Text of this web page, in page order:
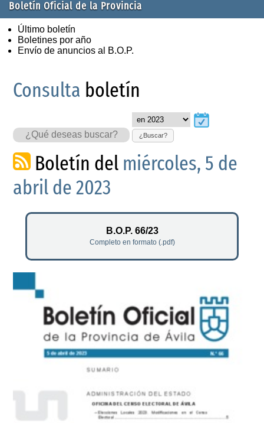
Boletín Oficial de la Provincia
Último boletín
Boletines por año
Envío de anuncios al B.O.P.
Consulta boletín
¿Buscar?
Boletín del miércoles, 5 de
abril de 2023
B.O.P. 66/23
Completo en formato (.pdf)